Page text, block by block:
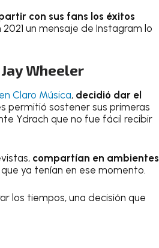
con sus fans los éxitos
2021 un mensaje de Instagram lo
Wheeler
Claro Música, decidió dar el
permitió sostener sus primeras
Ydrach que no fue fácil recibir
compartían en ambientes
que ya tenían en ese momento.
los tiempos, una decisión que